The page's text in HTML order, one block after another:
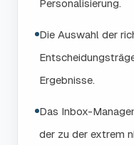
Personalisierung.
Die Auswahl der
Ergebnisse.
Das Inbox-
der zu der extrem